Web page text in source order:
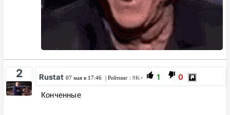
2 Rustat 07 мая в 17:46 | Рейтинг : 9K+ 1 0
Конченные